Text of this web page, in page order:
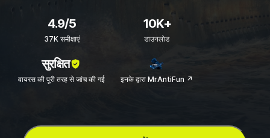
4.9/5
37K समीक्षाएं
10K+
डाउनलोड
सुरक्षित
वायरस की पूरी तरह से जांच की गई इनके द्वारा MrAntiFun ↗